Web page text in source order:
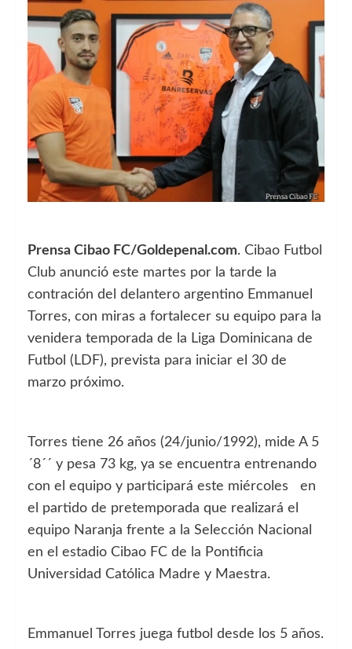
Prensa Cibao FC/Goldepenal.com. Cibao Futbol
Club anunció este martes por la tarde la
contración del delantero argentino Emmanuel
Torres, con miras a fortalecer su equipo para la
venidera temporada de la Liga Dominicana de
Futbol (LDF), prevista para iniciar el 30 de
marzo próximo.
Torres tiene 26 años (24/junio/1992), mide A 5
´8´´ y pesa 73 kg, ya se encuentra entrenando
con el equipo y participará este miércoles en
el partido de pretemporada que realizará el
equipo Naranja frente a la Selección Nacional
en el estadio Cibao FC de la Pontificia
Universidad Católica Madre y Maestra.
Emmanuel Torres juega futbol desde los 5 años.